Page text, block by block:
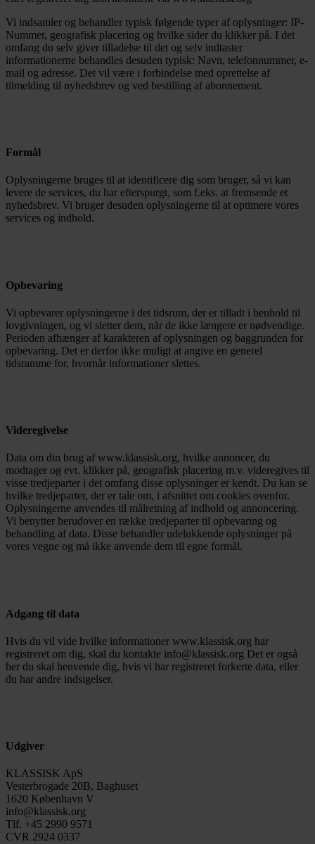
Vi indsamler og behandler typisk følgende typer af oplysninger: IP-
Nummer, geografisk placering og hvilke sider du klikker på. I det
omfang du selv giver tilladelse til det og selv indtaster
informationerne behandles desuden typisk: Navn, telefonnummer, e-
mail og adresse. Det vil være i forbindelse med oprettelse af
tilmelding til nyhedsbrev og ved bestilling af abonnement.
Formål
Oplysningerne bruges til at identificere dig som bruger, så vi kan
levere de services, du har efterspurgt, som f.eks. at fremsende et
nyhedsbrev. Vi bruger desuden oplysningerne til at optimere vores
services og indhold.
Opbevaring
Vi opbevarer oplysningerne i det tidsrum, der er tilladt i henhold til
lovgivningen, og vi sletter dem, når de ikke længere er nødvendige.
Perioden afhænger af karakteren af oplysningen og baggrunden for
opbevaring. Det er derfor ikke muligt at angive en generel
tidsramme for, hvornår informationer slettes.
Videregivelse
Data om din brug af www.klassisk.org, hvilke annoncer, du
modtager og evt. klikker på, geografisk placering m.v. videregives til
visse tredjeparter i det omfang disse oplysninger er kendt. Du kan se
hvilke tredjeparter, der er tale om, i afsnittet om cookies ovenfor.
Oplysningerne anvendes til målretning af indhold og annoncering.
Vi benytter herudover en række tredjeparter til opbevaring og
behandling af data. Disse behandler udelukkende oplysninger på
vores vegne og må ikke anvende dem til egne formål.
Adgang til data
Hvis du vil vide hvilke informationer www.klassisk.org har
registreret om dig, skal du kontakte info@klassisk.org Det er også
her du skal henvende dig, hvis vi har registreret forkerte data, eller
du har andre indsigelser.
Udgiver
KLASSISK ApS
Vesterbrogade 20B, Baghuset
1620 København V
info@klassisk.org
Tlf. +45 2990 9571
CVR 2924 0337